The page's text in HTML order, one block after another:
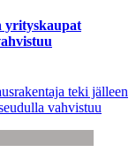
yrityskaupat
teki jälleen
vahvistuu